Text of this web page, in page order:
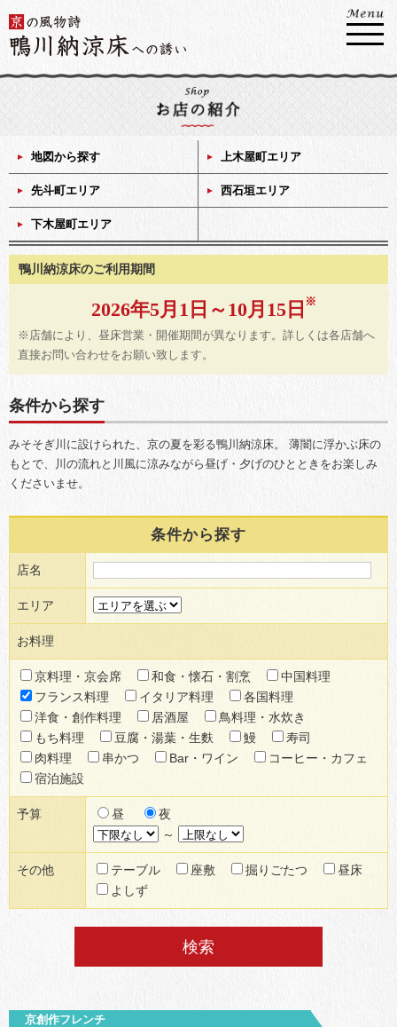
地図から探す 上木屋町エリア
先斗町エリア 西石垣エリア
下木屋町エリア
鴨川納涼床のご利用期間
2026年5月1日～10月15日
※店舗により、昼床営業・開催期間が異なります。詳しくは各店舗へ
直接お問い合わせをお願い致します。
条件から探す
みそそぎ川に設けられた、京の夏を彩る鴨川納涼床。
薄闇に浮かぶ床の
もとで、川の流れと川風に涼みながら昼げ・夕げのひとときをお楽しみ
くださいませ。
条件から探す
店名
エリア
お料理
京料理・京会席 和食・懐石・割烹
中国料理
フランス料理
イタリア料理
各国料理
洋食・創作料理
居酒屋
鳥料理・水炊き
もち料理
豆腐・湯葉・生麩 鰻
寿司
肉料理
串かつ Bar・ワイン
コーヒー・カフェ
宿泊施設
予算 昼
夜
～
その他 テーブル 座敷 掘りごたつ
昼床
よしず
京創作フレンチ